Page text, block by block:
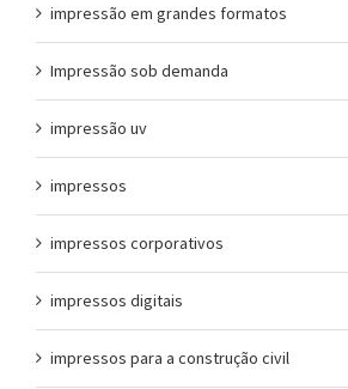
impressão em grandes formatos
Impressão sob demanda
impressão uv
impressos
impressos corporativos
impressos digitais
impressos para a construção civil